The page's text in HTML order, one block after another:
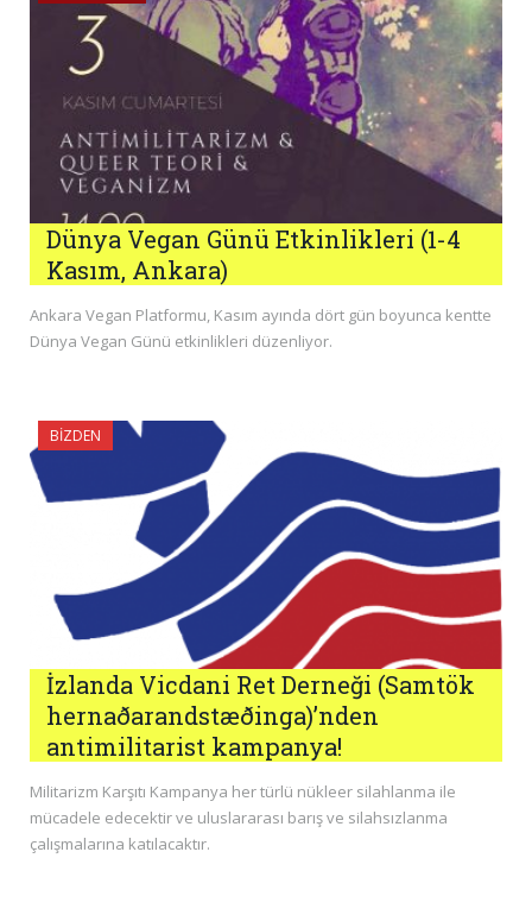
Dünya Vegan Günü Etkinlikleri (1-4
Kasım, Ankara)
Ankara Vegan Platformu, Kasım ayında dört gün boyunca kentte
Dünya Vegan Günü etkinlikleri düzenliyor.
BIZDEN
İzlanda Vicdani Ret Derneği (Samtök
hernaðarandstæðinga)’nden
antimilitarist kampanya!
Militarizm Karşıtı Kampanya her türlü nükleer silahlanma ile
mücadele edecektir ve uluslararası barış ve silahsızlanma
çalışmalarına katılacaktır.